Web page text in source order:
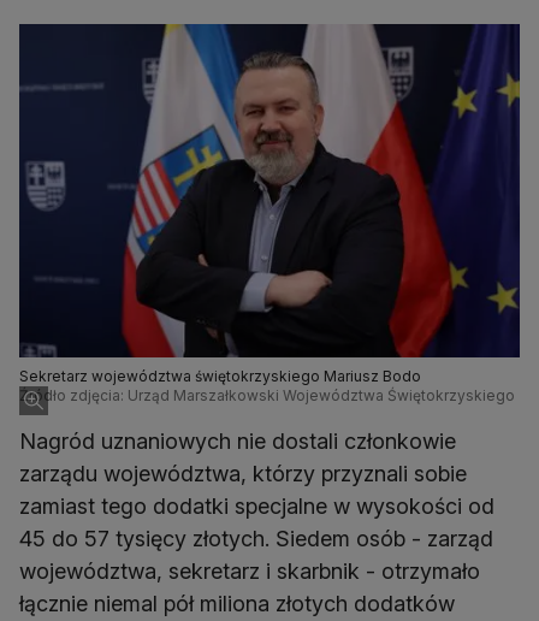
Sekretarz województwa świętokrzyskiego Mariusz Bodo
Źródło zdjęcia: Urząd Marszałkowski Województwa Świętokrzyskiego
Nagród uznaniowych nie dostali członkowie
zarządu województwa, którzy przyznali sobie
zamiast tego dodatki specjalne w wysokości od
45 do 57 tysięcy złotych. Siedem osób - zarząd
województwa, sekretarz i skarbnik - otrzymało
łącznie niemal pół miliona złotych dodatków